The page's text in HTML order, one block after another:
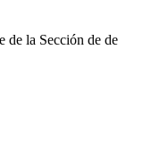
de la Sección de de